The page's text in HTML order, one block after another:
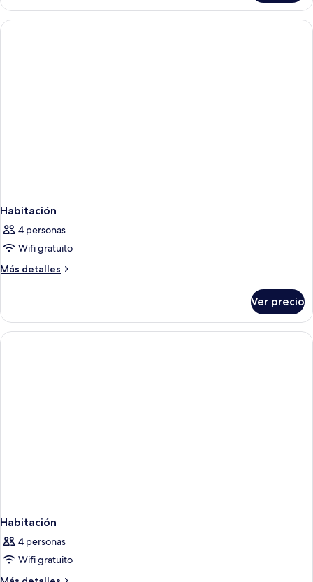
cuádruple
Habitación
4 personas
Wifi gratuito
Más detalles
Más
Ver precio
Habitación
4 personas
Wifi gratuito